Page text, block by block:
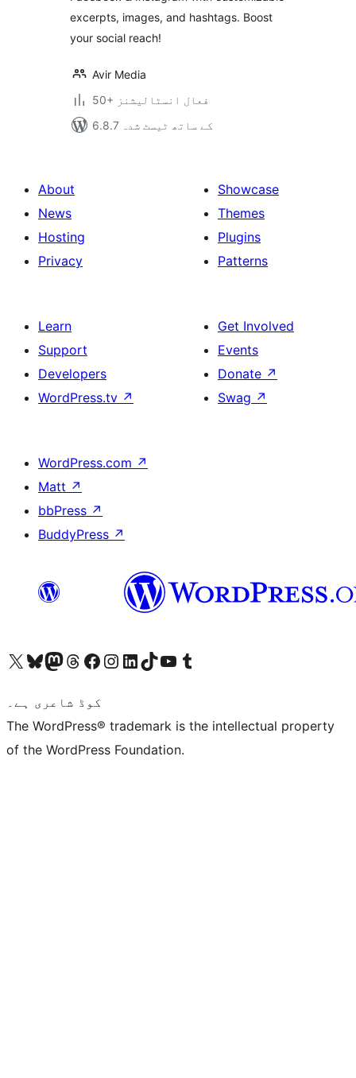
excerpts, images, and hashtags. Boost
your social reach!
Avir Media
50+ فعال انسٹالیشنز
6.8.7 کے ساتھ ٹیسٹ شدہ
About
News
Hosting
Privacy
Showcase
Themes
Plugins
Patterns
Learn
Support
Developers
WordPress.tv ↗
Get Involved
Events
Donate ↗
Swag ↗
WordPress.com ↗
Matt ↗
bbPress ↗
BuddyPress ↗
Visit our X (formerly Twitter) account
ہمارے بلیواسکائی اکاؤنٹ پر جائیں
Visit our Mastodon account
ہمارے ٹھریڈز اکاؤنٹ پر جائیں
Visit our Facebook page
Visit our Instagram account
Visit our LinkedIn account
ہمارے ٹک ٹاک اکاؤنٹ پر جائیں
Visit our YouTube channel
ہمارے ٹمبلر اکاؤنٹ پر جائیں
کوڈ شاعری ہے۔
The WordPress® trademark is the intellectual property
of the WordPress Foundation.